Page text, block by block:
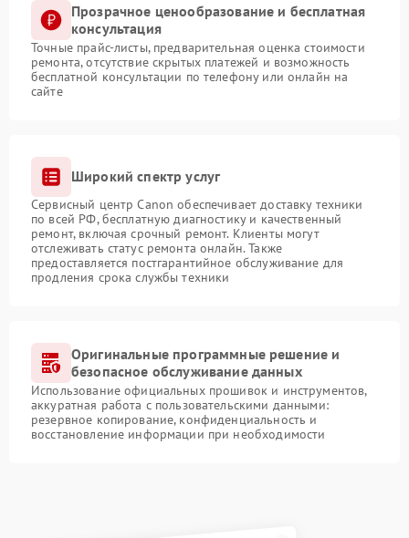
Прозрачное ценообразование и бесплатная
консультация
Точные прайс-листы, предварительная оценка стоимости
ремонта, отсутствие скрытых платежей и возможность
бесплатной консультации по телефону или онлайн на
сайте
Широкий спектр услуг
Сервисный центр Canon обеспечивает доставку техники
по всей РФ, бесплатную диагностику и качественный
ремонт, включая срочный ремонт. Клиенты могут
отслеживать статус ремонта онлайн. Также
предоставляется постгарантийное обслуживание для
продления срока службы техники
Оригинальные программные решение и
безопасное обслуживание данных
Использование официальных прошивок и инструментов,
аккуратная работа с пользовательскими данными:
резервное копирование, конфиденциальность и
восстановление информации при необходимости